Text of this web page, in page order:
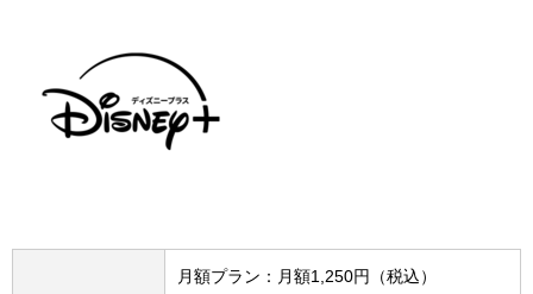
月額プラン：月額1,250円（税込）